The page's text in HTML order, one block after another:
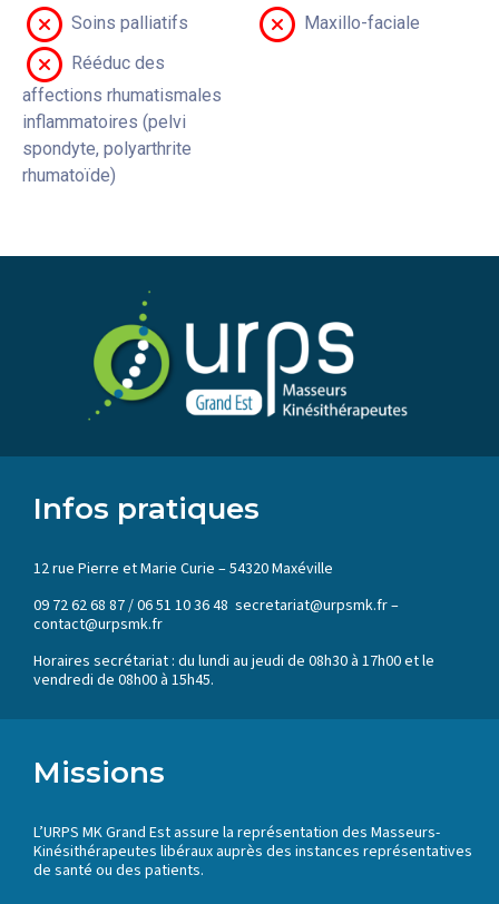
Soins palliatifs
Maxillo-faciale
Rééduc des
affections rhumatismales
inflammatoires (pelvi
spondyte, polyarthrite
rhumatoïde)
Infos pratiques
12 rue Pierre et Marie Curie – 54320 Maxéville
09 72 62 68 87 / 06 51 10 36 48 secretariat@urpsmk.fr –
contact@urpsmk.fr
Horaires secrétariat : du lundi au jeudi de 08h30 à 17h00 et le
vendredi de 08h00 à 15h45.
Missions
L’URPS MK Grand Est assure la représentation des Masseurs-
Kinésithérapeutes libéraux auprès des instances représentatives
de santé ou des patients.